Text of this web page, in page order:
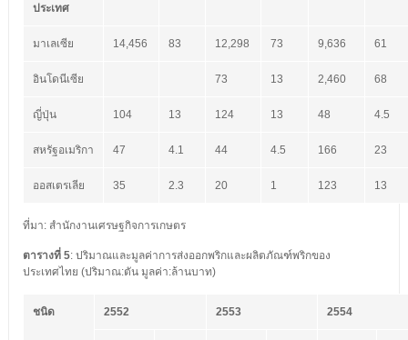
ประเทศ
มาเลเซีย 14,456 83 12,298 73 9,636 61
อินโดนีเซีย 73 13 2,460 68
ญี่ปุ่น 104 13 124 13 48 4.5
สหรัฐอเมริกา 47 4.1 44 4.5 166 23
ออสเตรเลีย 35 2.3 20 1 123 13
ที่มา: สำนักงานเศรษฐกิจการเกษตร
ตารางที่ 5: ปริมาณและมูลค่าการส่งออกพริกและผลิตภัณฑ์พริกของ
ประเทศไทย (ปริมาณ:ตัน มูลค่า:ล้านบาท)
ชนิด 2552 2553 2554